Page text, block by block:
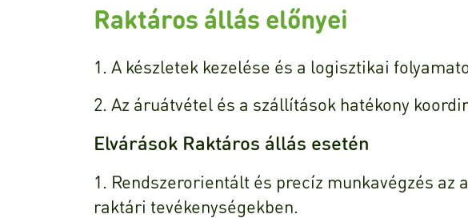
Raktáros állás előnyei
1. A készletek kezelése és a logisztikai
2. Az áruátvétel és a szállítások hatékony
Elvárások Raktáros állás esetén
1. Rendszerorientált és precíz munkavégzés az
raktári tevékenységekben.